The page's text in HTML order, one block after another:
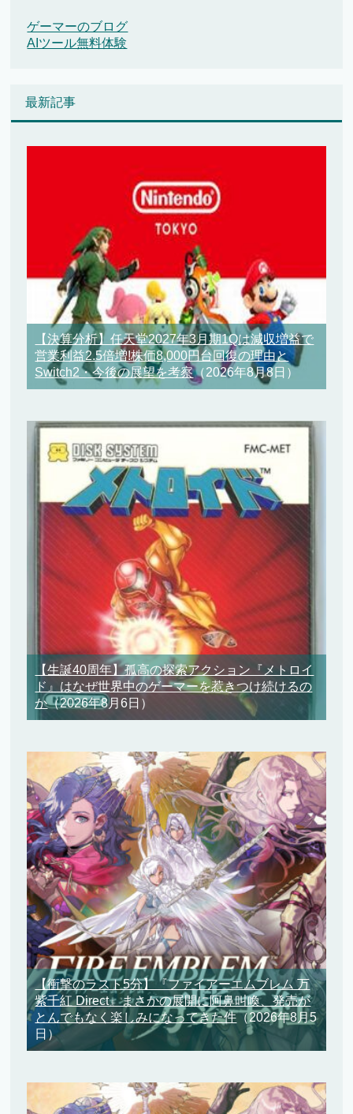
ゲーマーのブログ
AIツール無料体験
最新記事
【決算分析】任天堂2027年3月期1Qは減収増益で
営業利益2.5倍増!株価8,000円台回復の理由と
Switch2・今後の展望を考察（2026年8月8日）
【生誕40周年】孤高の探索アクション『メトロイ
ド』はなぜ世界中のゲーマーを惹きつけ続けるの
か（2026年8月6日）
【衝撃のラスト5分】『ファイアーエムブレム 万
紫千紅 Direct』まさかの展開に阿鼻叫喚、発売が
とんでもなく楽しみになってきた件（2026年8月5
日）